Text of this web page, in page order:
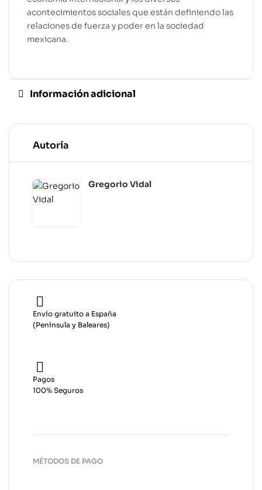
acontecimientos sociales que están definiendo las
relaciones de fuerza y poder en la sociedad
mexicana.
Información adicional
Autoría
Gregorio Vidal
Envío gratuito a España
(Península y Baleares)
Pagos
100% Seguros
MÉTODOS DE PAGO